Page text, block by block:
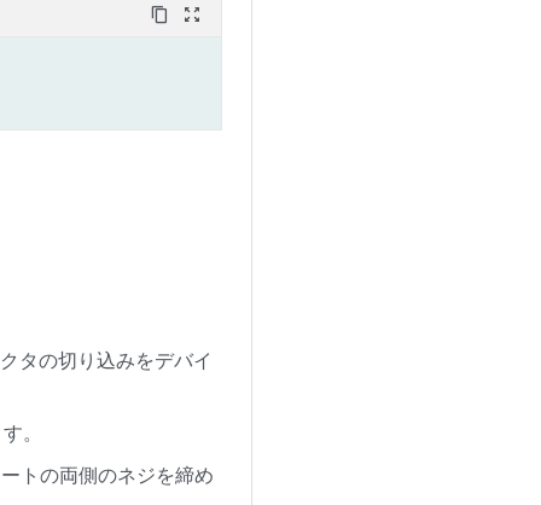
content_copy zoom_out_map
タの切り込みをデバイ
。
トの両側のネジを締め